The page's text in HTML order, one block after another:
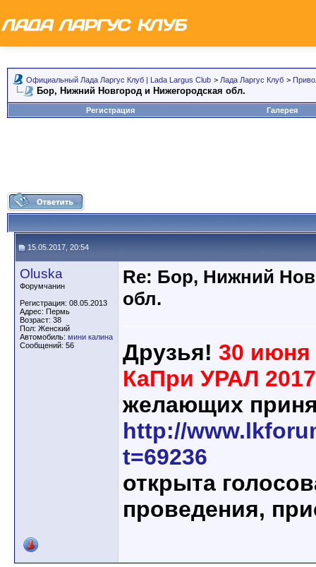
Официальный Лада Ларгус Клуб | Lada Largus Club > Лада Ларгус Клуб >
Бор, Нижний Новгород и Нижегородская обл.
Регистрация Галерея
15.05.2017, 20:54
Oluska
Форумчанин
Регистрация: 08.05.2013
Адрес: Пермь
Возраст: 38
Пол: Женский
Автомобиль: мини калина
Сообщений: 56
Re: Бор, Нижний
обл.
Друзья! 30
КаПри УРАЛ 2017
желающих
http://
t=69236
открыта
проведения,